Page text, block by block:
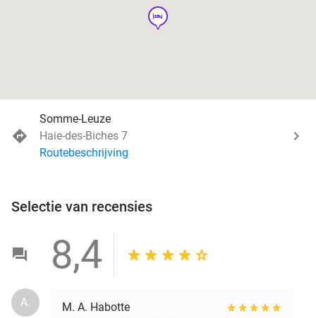
hotel
Somme-Leuze
Haie-des-Biches 7
Routebeschrijving
Selectie van recensies
8,4
A.
M. A. Habotte